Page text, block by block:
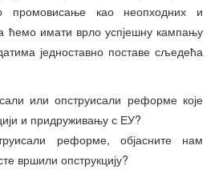
промовисање као неопходних и
ћемо имати врло успјешну кампању
једноставно поставе сљедећа
или опструисали реформе које
и придруживању с ЕУ?
реформе, објасните нам
вршили опструкцију?